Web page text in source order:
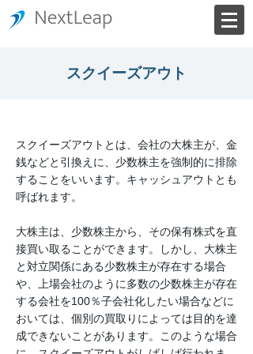
スクイーズアウト
スクイーズアウトとは、会社の大株主が、金
銭などと引換えに、少数株主を強制的に排除
することをいいます。キャッシュアウトとも
呼ばれます。
大株主は、少数株主から、その保有株式を直
接買い取ることができます。しかし、大株主
と対立関係にある少数株主が存在する場合
や、上場会社のように多数の少数株主が存在
する会社を100％子会社化したい場合などに
おいては、個別の買取りによっては目的を達
成できないことがあります。このような場合